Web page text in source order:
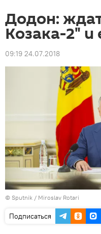
Додон:
Козака-2" и
09:19 24.07.2018
© Sputnik / Miroslav Rotari
Подписаться